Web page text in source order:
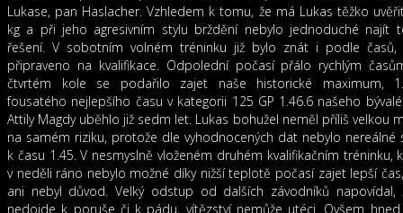
Lukase, pan Haslacher. Vzhledem k tomu, že má Lukas těžko
kg a při jeho agresivním stylu brždění nebylo jednoduché najít
řešení. V sobotním volném tréninku již bylo znát i podle časů,
připraveno na kvalifikace. Odpolední počasí přálo rychlým
čtvrtém kole se podařilo zajet naše historické maximum,
fousatého nejlepšího času v kategorii 125 GP 1.46.6 našeho
Attily Magdy uběhlo již sedm let. Lukas bohužel neměl příliš velkou
na samém riziku, protože dle vyhodnocených dat nebylo nereálné
k času 1.45. V nesmyslně vloženém druhém kvalifikačním tréninku,
v neděli ráno nebylo možné díky nižší teplotě počasí zajet lepší
ani nebyl důvod. Velký odstup od dalších závodníků napovídal,
nedojde k poruše či k pádu, vítězství nemůže utéci. Ovšem hned